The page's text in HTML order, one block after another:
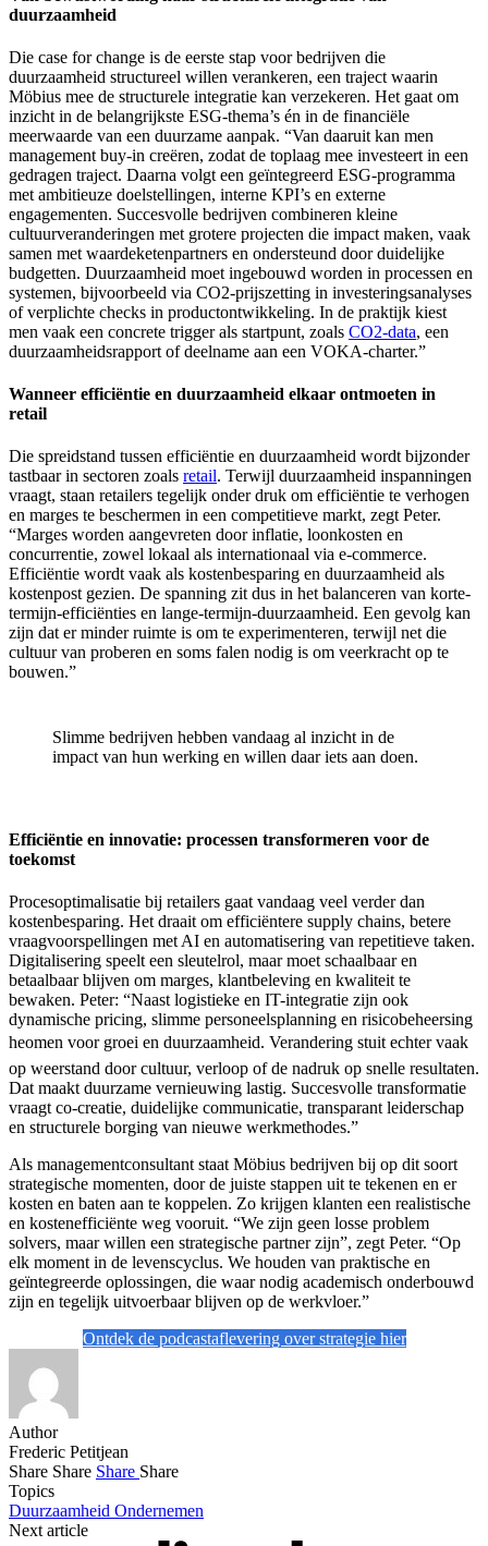
duurzaamheid
Die case for change is de eerste stap voor bedrijven die
duurzaamheid structureel willen verankeren, een traject waarin
Möbius mee de structurele integratie kan verzekeren. Het gaat om
inzicht in de belangrijkste ESG-thema’s én in de financiële
meerwaarde van een duurzame aanpak. “Van daaruit kan men
management buy-in creëren, zodat de toplaag mee investeert in een
gedragen traject. Daarna volgt een geïntegreerd ESG-programma
met ambitieuze doelstellingen, interne KPI’s en externe
engagementen. Succesvolle bedrijven combineren kleine
cultuurveranderingen met grotere projecten die impact maken, vaak
samen met waardeketenpartners en ondersteund door duidelijke
budgetten. Duurzaamheid moet ingebouwd worden in processen en
systemen, bijvoorbeeld via CO2-prijszetting in investeringsanalyses
of verplichte checks in productontwikkeling. In de praktijk kiest
men vaak een concrete trigger als startpunt, zoals CO2-data, een
duurzaamheidsrapport of deelname aan een VOKA-charter.”
Wanneer efficiëntie en duurzaamheid elkaar ontmoeten in
retail
Die spreidstand tussen efficiëntie en duurzaamheid wordt bijzonder
tastbaar in sectoren zoals retail. Terwijl duurzaamheid inspanningen
vraagt, staan retailers tegelijk onder druk om efficiëntie te verhogen
en marges te beschermen in een competitieve markt, zegt Peter.
“Marges worden aangevreten door inflatie, loonkosten en
concurrentie, zowel lokaal als internationaal via e-commerce.
Efficiëntie wordt vaak als kostenbesparing en duurzaamheid als
kostenpost gezien. De spanning zit dus in het balanceren van korte-
termijn-efficiënties en lange-termijn-duurzaamheid. Een gevolg kan
zijn dat er minder ruimte is om te experimenteren, terwijl net die
cultuur van proberen en soms falen nodig is om veerkracht op te
bouwen.”
Slimme bedrijven hebben vandaag al inzicht in de
impact van hun werking en willen daar iets aan doen.
Efficiëntie en innovatie: processen transformeren voor de
toekomst
Procesoptimalisatie bij retailers gaat vandaag veel verder dan
kostenbesparing. Het draait om efficiëntere supply chains, betere
vraagvoorspellingen met AI en automatisering van repetitieve taken.
Digitalisering speelt een sleutelrol, maar moet schaalbaar en
betaalbaar blijven om marges, klantbeleving en kwaliteit te
bewaken. Peter: “Naast logistieke en IT-integratie zijn ook
dynamische pricing, slimme personeelsplanning en risicobeheersing
heomen voor groei en duurzaamheid. Verandering stuit echter vaak
op weerstand door cultuur, verloop of de nadruk op snelle resultaten.
Dat maakt duurzame vernieuwing lastig. Succesvolle transformatie
vraagt co-creatie, duidelijke communicatie, transparant leiderschap
en structurele borging van nieuwe werkmethodes.”
Als managementconsultant staat Möbius bedrijven bij op dit soort
strategische momenten, door de juiste stappen uit te tekenen en er
kosten en baten aan te koppelen. Zo krijgen klanten een realistische
en kostenefficiënte weg vooruit. “We zijn geen losse problem
solvers, maar willen een strategische partner zijn”, zegt Peter. “Op
elk moment in de levenscyclus. We houden van praktische en
geïntegreerde oplossingen, die waar nodig academisch onderbouwd
zijn en tegelijk uitvoerbaar blijven op de werkvloer.”
Ontdek de podcastaflevering over strategie hier
Author
Frederic Petitjean
Share Share Share Share
Topics
Duurzaamheid Ondernemen
Next article